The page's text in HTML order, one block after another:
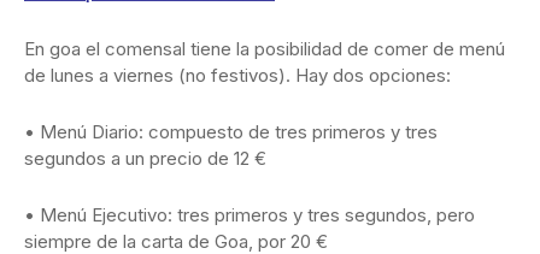
En goa el comensal tiene la posibilidad de comer de menú
de lunes a viernes (no festivos). Hay dos opciones:
• Menú Diario: compuesto de tres primeros y tres
segundos a un precio de 12 €
• Menú Ejecutivo: tres primeros y tres segundos, pero
siempre de la carta de Goa, por 20 €